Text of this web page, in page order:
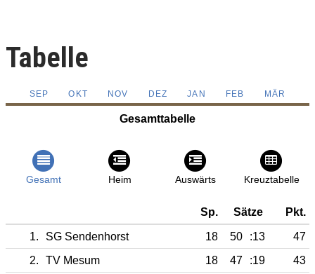
Tabelle
SEP OKT NOV DEZ JAN FEB MÄR
Gesamttabelle
Gesamt Heim Auswärts Kreuztabelle
Sp. Sätze Pkt.
1. SG Sendenhorst 18 50 :13
47
2.
TV Mesum 18 47 :19
43